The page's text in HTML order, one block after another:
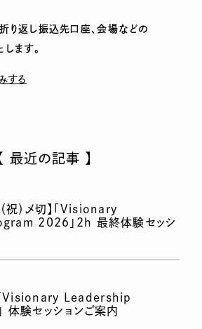
り返し振込先口座、会場などの
ます。
する
【 最近の記事 】
祝）〆切】「Visionary
2026」2h 最終体験セッシ
Visionary Leadership
体験セッションご案内